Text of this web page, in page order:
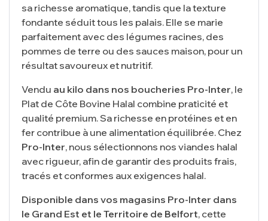
sa richesse aromatique, tandis que la texture
fondante séduit tous les palais. Elle se marie
parfaitement avec des légumes racines, des
pommes de terre ou des sauces maison, pour un
résultat savoureux et nutritif.
Vendu au kilo dans nos boucheries Pro-Inter, le
Plat de Côte Bovine Halal combine praticité et
qualité premium. Sa richesse en protéines et en
fer contribue à une alimentation équilibrée. Chez
Pro-Inter, nous sélectionnons nos viandes halal
avec rigueur, afin de garantir des produits frais,
tracés et conformes aux exigences halal.
Disponible dans vos magasins Pro-Inter dans
le Grand Est et le Territoire de Belfort, cette